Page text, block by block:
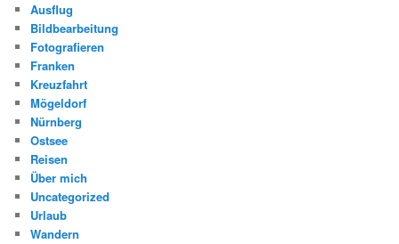
Ausflug
Bildbearbeitung
Fotografieren
Franken
Kreuzfahrt
Mögeldorf
Nürnberg
Ostsee
Reisen
Über mich
Uncategorized
Urlaub
Wandern